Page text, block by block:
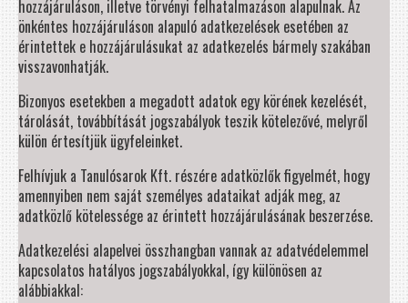
hozzájáruláson, illetve törvényi felhatalmazáson alapulnak. Az
önkéntes hozzájáruláson alapuló adatkezelések esetében az
érintettek e hozzájárulásukat az adatkezelés bármely szakában
visszavonhatják.
Bizonyos esetekben a megadott adatok egy körének kezelését,
tárolását, továbbítását jogszabályok teszik kötelezővé, melyről
külön értesítjük ügyfeleinket.
Felhívjuk a Tanulósarok Kft. részére adatközlők figyelmét, hogy
amennyiben nem saját személyes adataikat adják meg, az
adatközlő kötelessége az érintett hozzájárulásának beszerzése.
Adatkezelési alapelvei összhangban vannak az adatvédelemmel
kapcsolatos hatályos jogszabályokkal, így különösen az
alábbiakkal: